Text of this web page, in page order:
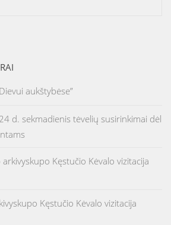
aukštybėse”
d. sekmadienis tėvelių susirinkimai dėl
arkivyskupo Kęstučio Kėvalo vizitacija
Kęstučio Kėvalo vizitacija